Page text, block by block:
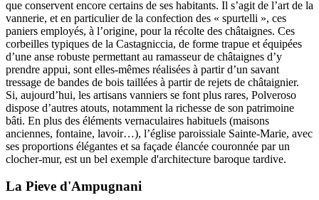
que conservent encore certains de ses habitants. Il s’agit de l’art de la
vannerie, et en particulier de la confection des « spurtelli », ces
paniers employés, à l’origine, pour la récolte des châtaignes. Ces
corbeilles typiques de la Castagniccia, de forme trapue et équipées
d’une anse robuste permettant au ramasseur de châtaignes d’y
prendre appui, sont elles-mêmes réalisées à partir d’un savant
tressage de bandes de bois taillées à partir de rejets de châtaignier.
Si, aujourd’hui, les artisans vanniers se font plus rares, Polveroso
dispose d’autres atouts, notamment la richesse de son patrimoine
bâti. En plus des éléments vernaculaires habituels (maisons
anciennes, fontaine, lavoir…), l’église paroissiale Sainte-Marie, avec
ses proportions élégantes et sa façade élancée couronnée par un
clocher-mur, est un bel exemple d'architecture baroque tardive.
La Pieve d'Ampugnani